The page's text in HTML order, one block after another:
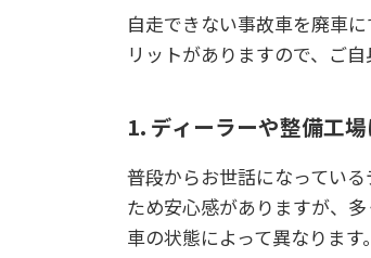
自走できない事故車を廃車
リットがありますので、ご
1. ディーラーや整備工
普段からお世話になってい
ため安心感がありますが、
車の状態によって異なりま